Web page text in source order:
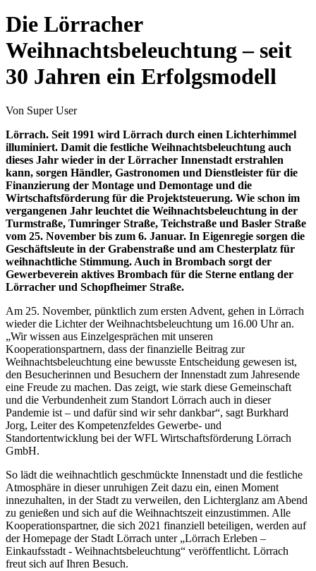
Die Lörracher
Weihnachtsbeleuchtung – seit
30 Jahren ein Erfolgsmodell
Von Super User
Lörrach. Seit 1991 wird Lörrach durch einen Lichterhimmel
illuminiert. Damit die festliche Weihnachtsbeleuchtung auch
dieses Jahr wieder in der Lörracher Innenstadt erstrahlen
kann, sorgen Händler, Gastronomen und Dienstleister für die
Finanzierung der Montage und Demontage und die
Wirtschaftsförderung für die Projektsteuerung. Wie schon im
vergangenen Jahr leuchtet die Weihnachtsbeleuchtung in der
Turmstraße, Tumringer Straße, Teichstraße und Basler Straße
vom 25. November bis zum 6. Januar. In Eigenregie sorgen die
Geschäftsleute in der Grabenstraße und am Chesterplatz für
weihnachtliche Stimmung. Auch in Brombach sorgt der
Gewerbeverein aktives Brombach für die Sterne entlang der
Lörracher und Schopfheimer Straße.
Am 25. November, pünktlich zum ersten Advent, gehen in Lörrach
wieder die Lichter der Weihnachtsbeleuchtung um 16.00 Uhr an.
„Wir wissen aus Einzelgesprächen mit unseren
Kooperationspartnern, dass der finanzielle Beitrag zur
Weihnachtsbeleuchtung eine bewusste Entscheidung gewesen ist,
den Besucherinnen und Besuchern der Innenstadt zum Jahresende
eine Freude zu machen. Das zeigt, wie stark diese Gemeinschaft
und die Verbundenheit zum Standort Lörrach auch in dieser
Pandemie ist – und dafür sind wir sehr dankbar“, sagt Burkhard
Jorg, Leiter des Kompetenzfeldes Gewerbe- und
Standortentwicklung bei der WFL Wirtschaftsförderung Lörrach
GmbH.
So lädt die weihnachtlich geschmückte Innenstadt und die festliche
Atmosphäre in dieser unruhigen Zeit dazu ein, einen Moment
innezuhalten, in der Stadt zu verweilen, den Lichterglanz am Abend
zu genießen und sich auf die Weihnachtszeit einzustimmen. Alle
Kooperationspartner, die sich 2021 finanziell beteiligen, werden auf
der Homepage der Stadt Lörrach unter „Lörrach Erleben –
Einkaufsstadt - Weihnachtsbeleuchtung“ veröffentlicht. Lörrach
freut sich auf Ihren Besuch.